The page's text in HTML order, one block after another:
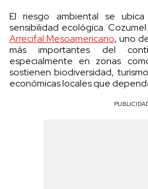
El riesgo ambiental se
sensibilidad ecológica.
Arrecifal Mesoamericano, uno
más importantes del
especialmente en zonas
sostienen biodiversidad,
económicas locales que